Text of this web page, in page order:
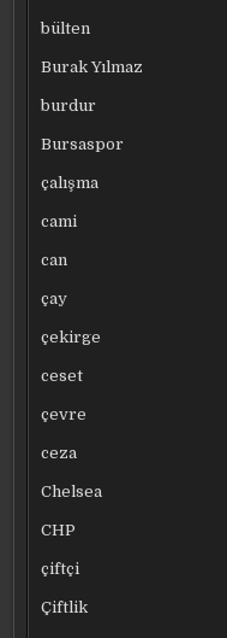
bülten
Burak Yılmaz
burdur
Bursaspor
çalışma
cami
can
çay
çekirge
ceset
çevre
ceza
Chelsea
CHP
çiftçi
Çiftlik